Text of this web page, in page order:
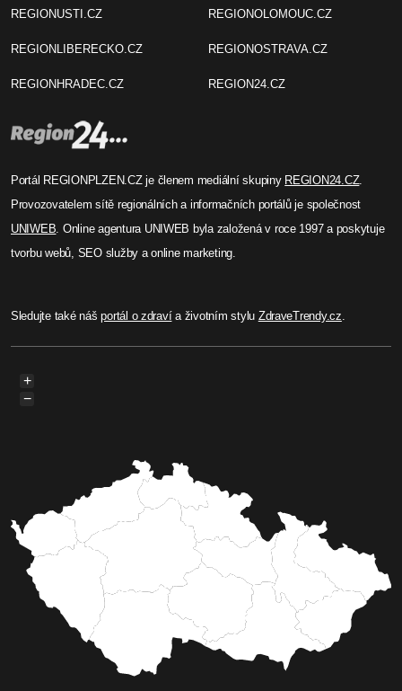
REGIONUSTI.CZ
REGIONLIBERECKO.CZ
REGIONHRADEC.CZ
REGIONOLOMOUC.CZ
REGIONOSTRAVA.CZ
REGION24.CZ
Portál REGIONPLZEN.CZ je členem mediální skupiny REGION24.CZ.
Provozovatelem sítě regionálních a informačních portálů je společnost
UNIWEB. Online agentura UNIWEB byla založená v roce 1997 a poskytuje
tvorbu webů, SEO služby a online marketing.
Sledujte také nášportál o zdravía životním stylu ZdraveTrendy.cz.
+
−